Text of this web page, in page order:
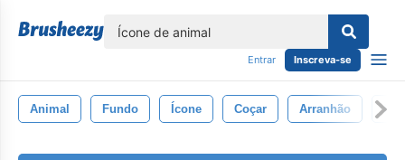
Entrar Inscreva-se
Animal Fundo Ícone Coçar Arranhão